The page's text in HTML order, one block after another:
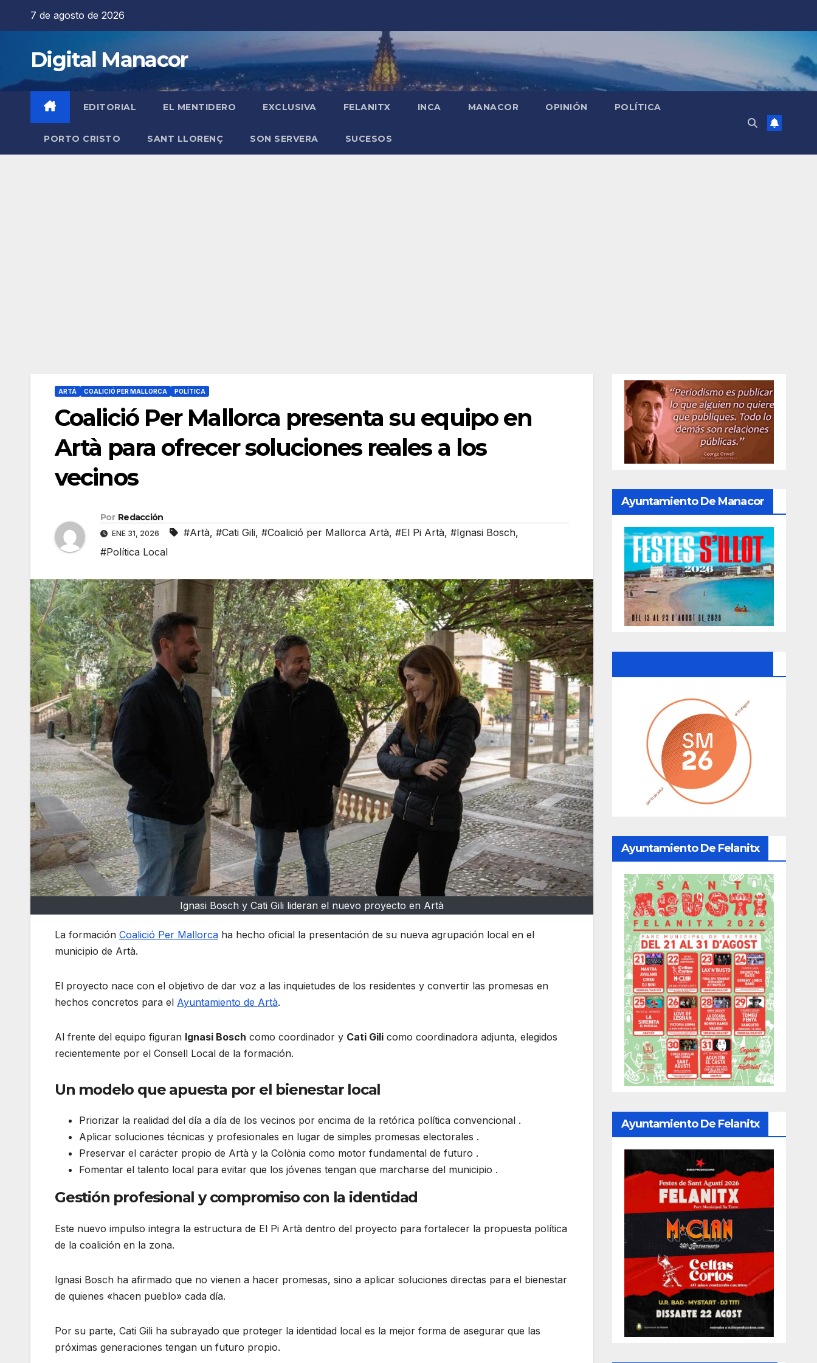
7 de agosto de 2026
Digital Manacor
EDITORIAL EL MENTIDERO EXCLUSIVA FELANITX INCA MANACOR OPINIÓN POLÍTICA
PORTO CRISTO SANT LLORENÇ SON SERVERA SUCESOS
ARTÁ COALICIÓ PER MALLORCA POLÍTICA
Coalició Per Mallorca presenta su equipo en
Artà para ofrecer soluciones reales a los
vecinos
Por Redacción
ENE 31, 2026 #Artà, #Cati Gili, #Coalició per Mallorca Artà, #El Pi Artà, #Ignasi Bosch,
#Política Local
Ignasi Bosch y Cati Gili lideran el nuevo proyecto en Artà
La formación Coalició Per Mallorca ha hecho oficial la presentación de su nueva agrupación local en el
municipio de Artà.
El proyecto nace con el objetivo de dar voz a las inquietudes de los residentes y convertir las promesas en
hechos concretos para el Ayuntamiento de Artà.
Al frente del equipo figuran Ignasi Bosch como coordinador y Cati Gili como coordinadora adjunta, elegidos
recientemente por el Consell Local de la formación.
Un modelo que apuesta por el bienestar local
Priorizar la realidad del día a día de los vecinos por encima de la retórica política convencional .
Aplicar soluciones técnicas y profesionales en lugar de simples promesas electorales .
Preservar el carácter propio de Artà y la Colònia como motor fundamental de futuro .
Fomentar el talento local para evitar que los jóvenes tengan que marcharse del municipio .
Gestión profesional y compromiso con la identidad
Este nuevo impulso integra la estructura de El Pi Artà dentro del proyecto para fortalecer la propuesta política
de la coalición en la zona.
Ignasi Bosch ha afirmado que no vienen a hacer promesas, sino a aplicar soluciones directas para el bienestar
de quienes «hacen pueblo» cada día.
Por su parte, Cati Gili ha subrayado que proteger la identidad local es la mejor forma de asegurar que las
próximas generaciones tengan un futuro propio.
Ayuntamiento De Manacor
Ayuntamiento De Felanitx
Ayuntamiento De Felanitx